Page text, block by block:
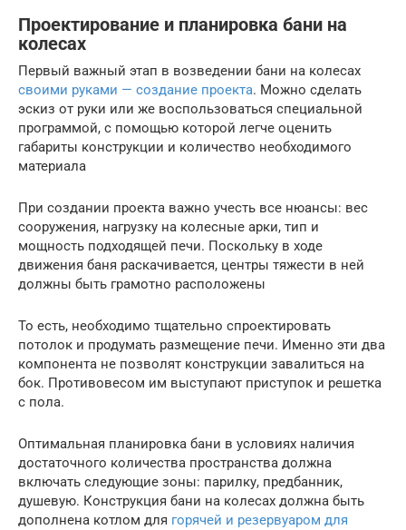
Проектирование и планировка бани на
колесах
Первый важный этап в возведении бани на колесах
своими руками — создание проекта. Можно сделать
эскиз от руки или же воспользоваться специальной
программой, с помощью которой легче оценить
габариты конструкции и количество необходимого
материала
При создании проекта важно учесть все нюансы: вес
сооружения, нагрузку на колесные арки, тип и
мощность подходящей печи. Поскольку в ходе
движения баня раскачивается, центры тяжести в ней
должны быть грамотно расположены
То есть, необходимо тщательно спроектировать
потолок и продумать размещение печи. Именно эти два
компонента не позволят конструкции завалиться на
бок. Противовесом им выступают приступок и решетка
с пола.
Оптимальная планировка бани в условиях наличия
достаточного количества пространства должна
включать следующие зоны: парилку, предбанник,
душевую. Конструкция бани на колесах должна быть
дополнена котлом для горячей и резервуаром для